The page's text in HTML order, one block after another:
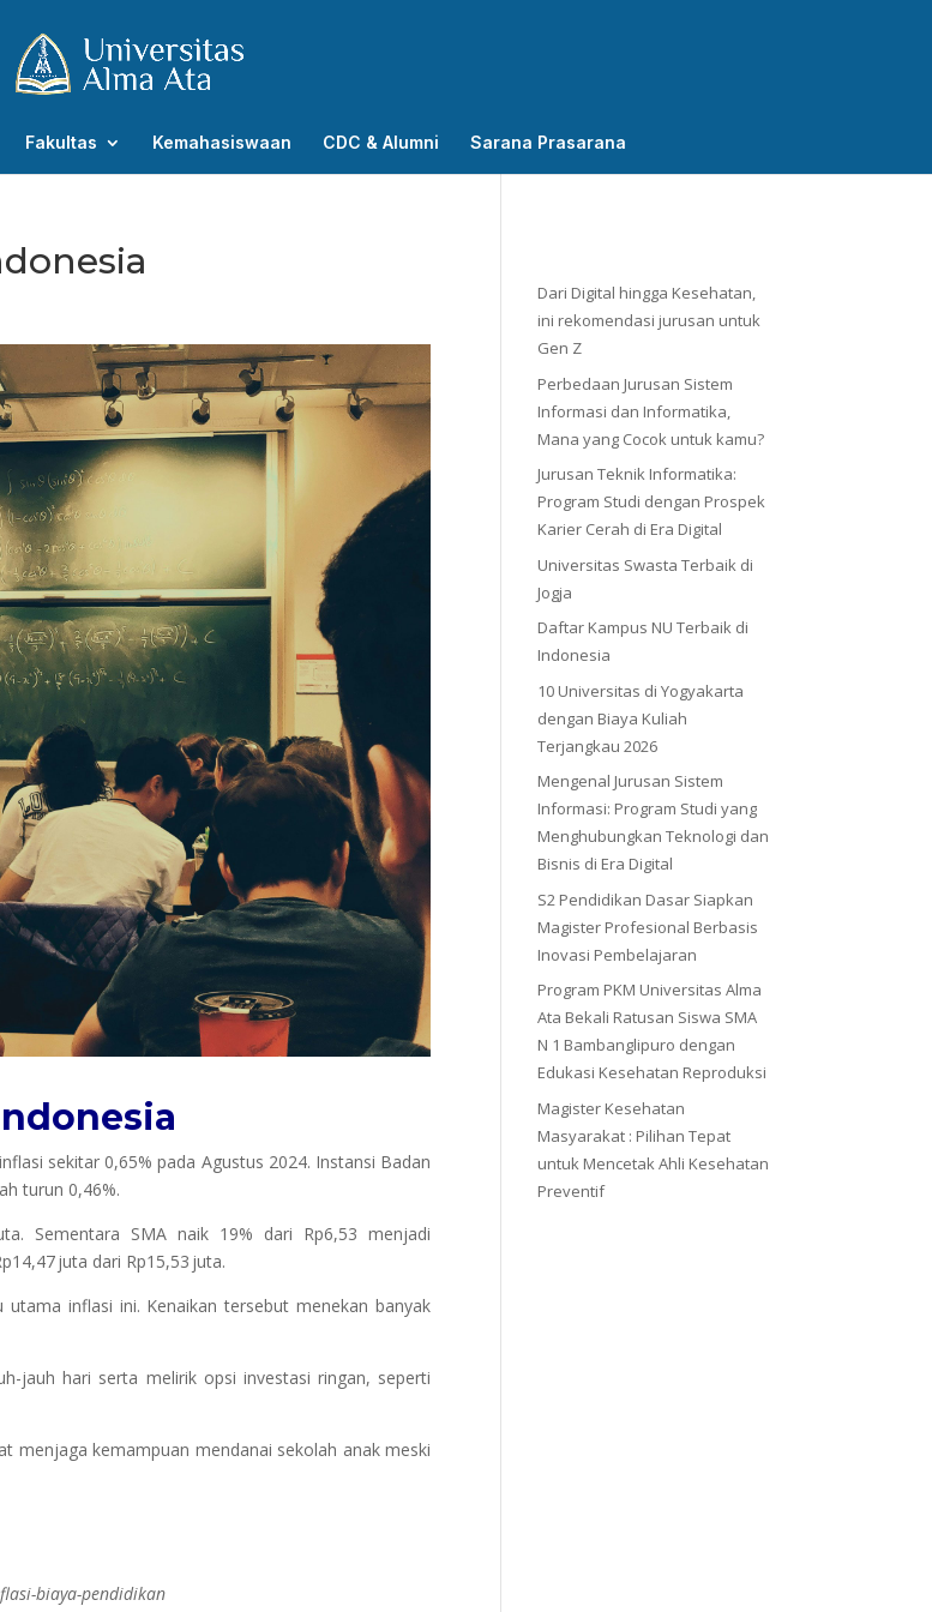
Fakultas Kemahasiswaan CDC & Alumni Sarana Prasarana
sekitar 0,65% pada Agustus 2024. Instansi Badan
turun 0,46%.
Sementara SMA naik 19% dari Rp6,53 menjadi
juta dari Rp15,53 juta.
inflasi ini. Kenaikan tersebut menekan banyak
jauh hari serta melirik opsi investasi ringan, seperti
menjaga kemampuan mendanai sekolah anak meski
biaya-pendidikan
Dari Digital hingga Kesehatan,
ini rekomendasi jurusan untuk
Gen Z
Perbedaan Jurusan Sistem
Informasi dan Informatika,
Mana yang Cocok untuk kamu?
Jurusan Teknik Informatika:
Program Studi dengan Prospek
Karier Cerah di Era Digital
Universitas Swasta Terbaik di
Jogja
Daftar Kampus NU Terbaik di
Indonesia
10 Universitas di Yogyakarta
dengan Biaya Kuliah
Terjangkau 2026
Mengenal Jurusan Sistem
Informasi: Program Studi yang
Menghubungkan Teknologi dan
Bisnis di Era Digital
S2 Pendidikan Dasar Siapkan
Magister Profesional Berbasis
Inovasi Pembelajaran
Program PKM Universitas Alma
Ata Bekali Ratusan Siswa SMA
N 1 Bambanglipuro dengan
Edukasi Kesehatan Reproduksi
Magister Kesehatan
Masyarakat : Pilihan Tepat
untuk Mencetak Ahli Kesehatan
Preventif